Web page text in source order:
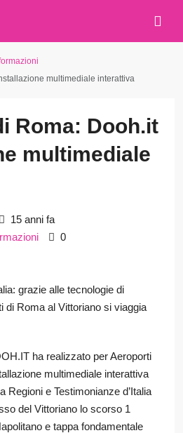
multimediale interattiva
Roma: Dooh.it
multimediale
15 anni fa
0
grazie alle tecnologie di
di Roma al Vittoriano si viaggia
ha realizzato per Aeroporti
multimediale interattiva
Regioni e Testimonianze d’Italia
del Vittoriano lo scorso 1
e tappa fondamentale